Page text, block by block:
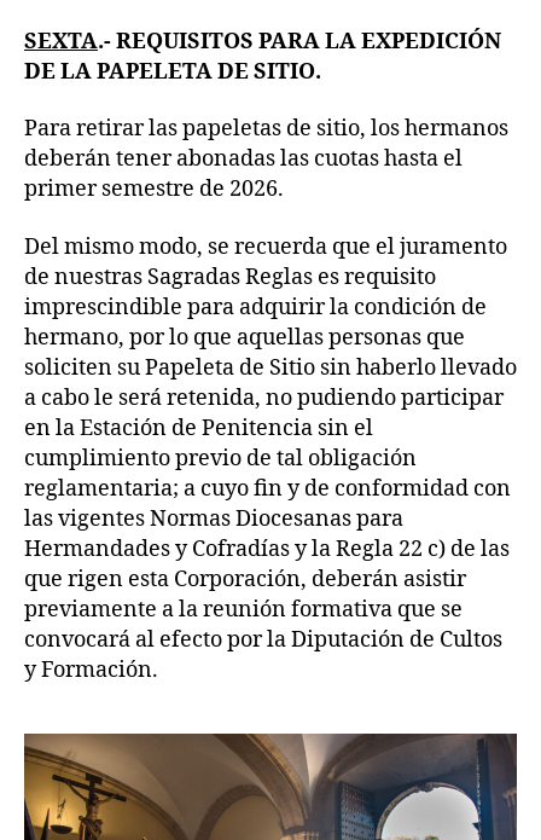
SEXTA.- REQUISITOS PARA LA EXPEDICIÓN
DE LA PAPELETA DE SITIO.
Para retirar las papeletas de sitio, los hermanos
deberán tener abonadas las cuotas hasta el
primer semestre de 2026.
Del mismo modo, se recuerda que el juramento
de nuestras Sagradas Reglas es requisito
imprescindible para adquirir la condición de
hermano, por lo que aquellas personas que
soliciten su Papeleta de Sitio sin haberlo llevado
a cabo le será retenida, no pudiendo participar
en la Estación de Penitencia sin el
cumplimiento previo de tal obligación
reglamentaria; a cuyo fin y de conformidad con
las vigentes Normas Diocesanas para
Hermandades y Cofradías y la Regla 22 c) de las
que rigen esta Corporación, deberán asistir
previamente a la reunión formativa que se
convocará al efecto por la Diputación de Cultos
y Formación.